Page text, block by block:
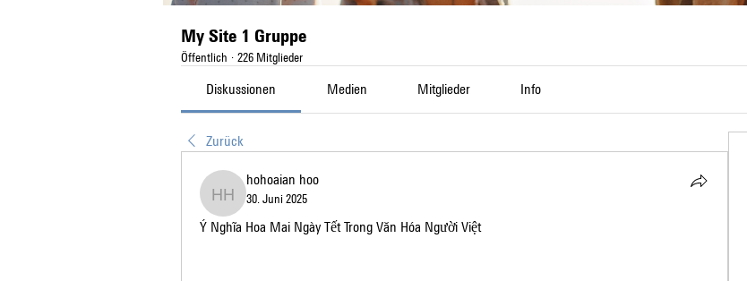
My Site 1 Gruppe
Öffentlich · 226 Mitglieder
Diskussionen Medien Mitglieder Info
Zurück
hohoaian hoo
hohoaian hoo
30. Juni 2025
Ý Nghĩa Hoa Mai Ngày Tết Trong Văn Hóa Người Việt